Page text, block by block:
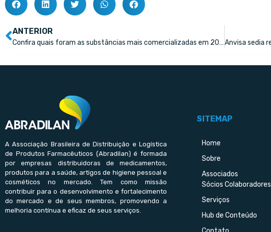
ANTERIOR
Confira quais foram as substâncias mais comercializadas em 2023
A Associação Brasileira de Distribuição e Logística
de Produtos Farmacêuticos (Abradilan) é formada
por empresas distribuidoras de medicamentos,
produtos para a saúde, artigos de higiene pessoal e
cosméticos no mercado. Tem como missão
contribuir para o desenvolvimento e fortalecimento
do mercado e de seus membros, promovendo a
melhoria contínua e eficaz de seus serviços.
SITEMAP
Home
Sobre
Associados
Sócios Colaboradores
Serviços
Hub de Conteúdo